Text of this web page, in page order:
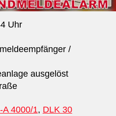
Uhr
/
ausgelöst
A 4000/1, DLK 30